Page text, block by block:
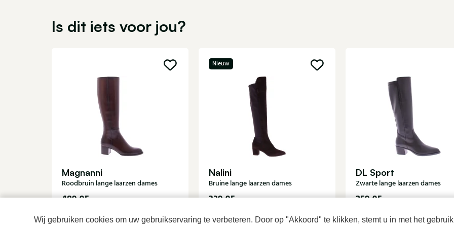
Wij gebruiken cookies om uw gebruikservaring te verbeteren. Door op "Akkoord" te klikken, stemt u in met het
Is dit iets voor jou?
Magnanni
Roodbruin lange laarzen dames
489,95
Nieuw
Nalini
Bruine lange laarzen dames
339,95
DL Sport
Zwarte lange laarzen dames
259,95